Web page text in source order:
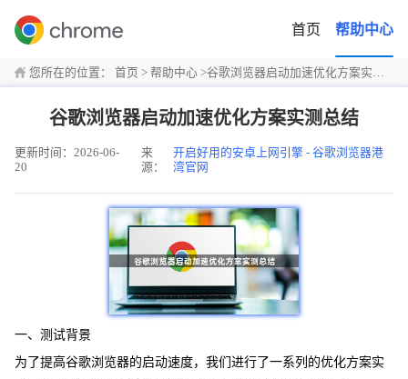
首页 帮助中心
您所在的位置： 首页 > 帮助中心 >谷歌浏览器启动加速优化方案实测总结
谷歌浏览器启动加速优化方案实测总结
更新时间：2026-06-
20
来
源：
开启好用的安卓上网引擎 - 谷歌浏览器港
湾官网
一、测试背景
为了提高谷歌浏览器的启动速度，我们进行了一系列的优化方案实